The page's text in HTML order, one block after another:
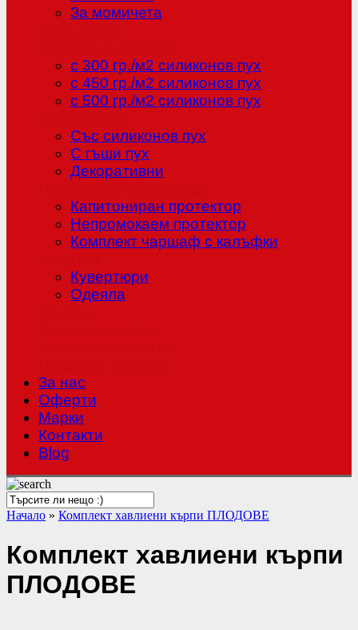
За момичета
с 300 гр./м2 силиконов пух
с 450 гр./м2 силиконов пух
с 500 гр./м2 силиконов пух
Със силиконов пух
С гъши пух
Декоративни
Капитониран протектор
Непромокаем протектор
Комплект чаршаф с калъфки
Кувертюри
Одеяла
За нас
Оферти
Mарки
Контакти
Blog
Начало » Комплект хавлиени кърпи ПЛОДОВЕ
Комплект хавлиени кърпи
ПЛОДОВЕ